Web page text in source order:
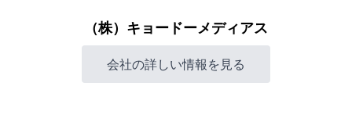
（株）キョードーメディアス
会社の詳しい情報を見る